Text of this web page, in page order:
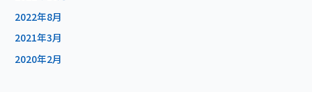
2022年8月
2021年3月
2020年2月